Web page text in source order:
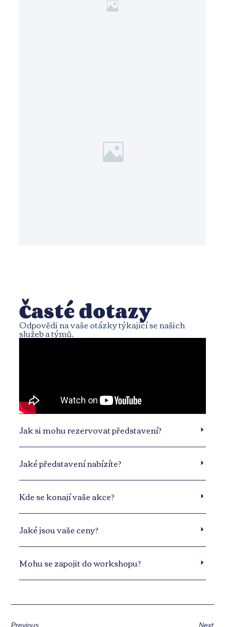
Časté dotazy
Odpovědi na vaše otázky týkající se našich
služeb a týmů.
Jak si mohu rezervovat představení?
Jaké představení nabízíte?
Kde se konají vaše akce?
Jaké jsou vaše ceny?
Mohu se zapojit do workshopu?
Previous
Next